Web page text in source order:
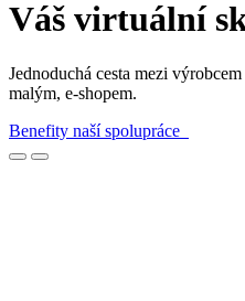
Váš virtuální
Jednoduchá cesta mezi
malým, e-shopem.
Benefity naší spolupráce